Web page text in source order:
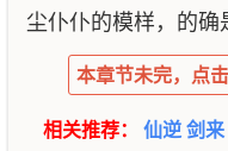
尘仆仆的模样，的确
本章节未完，点
相关推荐： 仙逆剑来